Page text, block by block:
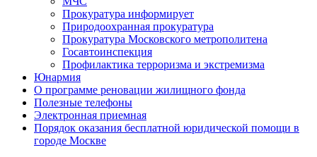
Прокуратура информирует
Природоохранная прокуратура
Прокуратура Московского метрополитена
Госавтоинспекция
Профилактика терроризма и экстремизма
Юнармия
О программе реновации жилищного фонда
Полезные телефоны
Электронная приемная
Порядок оказания бесплатной юридической помощи в
городе Москве